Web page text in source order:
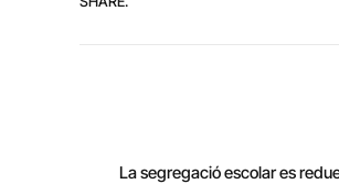
La segregació escolar es